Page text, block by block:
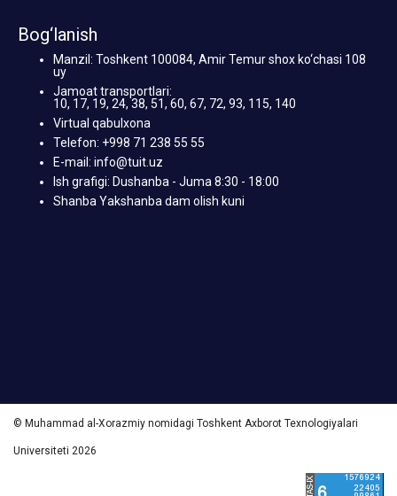
Bog‘lanish
Manzil: Toshkent 100084, Amir Temur shox ko‘chasi 108
uy
Jamoat transportlari:
10, 17, 19, 24, 38, 51, 60, 67, 72, 93, 115, 140
Virtual qabulxona
Telefon: +998 71 238 55 55
E-mail: info@tuit.uz
Ish grafigi: Dushanba - Juma 8:30 - 18:00
Shanba Yakshanba dam olish kuni
© Muhammad al-Xorazmiy nomidagi Toshkent Axborot Texnologiyalari
Universiteti 2026